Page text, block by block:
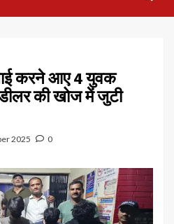
करने आए 4 युवक
की खोज में जुटी
2025 0